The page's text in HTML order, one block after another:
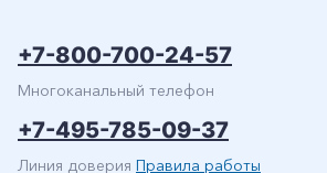
+7-800-700-24-57
Многоканальный телефон
+7-495-785-09-37
Линия доверия Правила работы